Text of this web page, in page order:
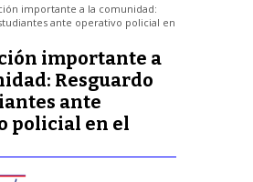
importante a la comunidad:
ante operativo policial en
importante a
Resguardo
ante
policial en el